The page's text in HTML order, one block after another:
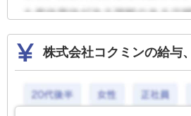
株式会社コクミンの給与